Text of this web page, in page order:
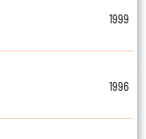
1999
1996